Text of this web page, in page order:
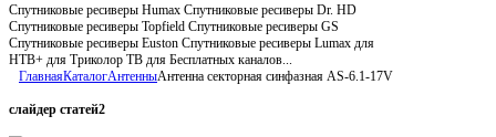
Спутниковые ресиверы Humax Спутниковые ресиверы Dr. HD
Спутниковые ресиверы Topfield Спутниковые ресиверы GS
Спутниковые ресиверы Euston Спутниковые ресиверы Lumax для
НТВ+ для Триколор ТВ для Бесплатных каналов...
ГлавнаяКаталогАнтенныАнтенна секторная синфазная AS-6.1-17V
слайдер статей2